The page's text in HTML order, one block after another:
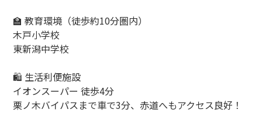
🏫 教育環境（徒歩約10分圏内）
木戸小学校
東新潟中学校
🛍️ 生活利便施設
イオンスーパー 徒歩4分
栗ノ木バイパスまで車で3分、赤道へもアクセス良好！